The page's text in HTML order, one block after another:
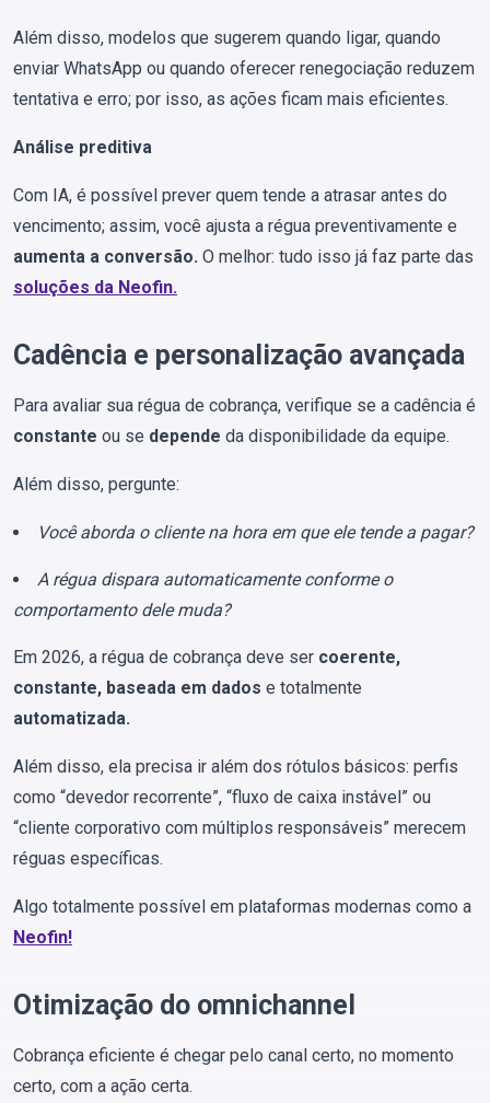
Além disso, modelos que sugerem quando ligar, quando
enviar WhatsApp ou quando oferecer renegociação reduzem
tentativa e erro; por isso, as ações ficam mais eficientes.
Análise preditiva
Com IA, é possível prever quem tende a atrasar antes do
vencimento; assim, você ajusta a régua preventivamente e
aumenta a conversão. O melhor: tudo isso já faz parte das
soluções da Neofin.
Cadência e personalização avançada
Para avaliar sua régua de cobrança, verifique se a cadência é
constante ou se depende da disponibilidade da equipe.
Além disso, pergunte:
Você aborda o cliente na hora em que ele tende a pagar?
A régua dispara automaticamente conforme o
comportamento dele muda?
Em 2026, a régua de cobrança deve ser coerente,
constante, baseada em dados e totalmente
automatizada.
Além disso, ela precisa ir além dos rótulos básicos: perfis
como “devedor recorrente”, “fluxo de caixa instável” ou
“cliente corporativo com múltiplos responsáveis” merecem
réguas específicas.
Algo totalmente possível em plataformas modernas como a
Neofin!
Otimização do omnichannel
Cobrança eficiente é chegar pelo canal certo, no momento
certo, com a ação certa.